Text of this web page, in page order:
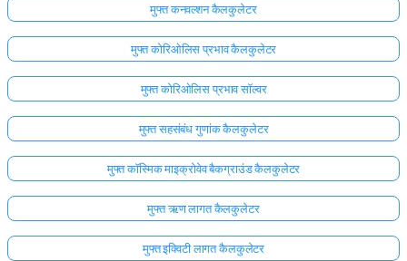
मुफ्त कनवल्शन कैलकुलेटर
मुफ्त कोरिओलिस प्रभाव कैलकुलेटर
मुफ्त कोरिओलिस प्रभाव सॉल्वर
मुफ्त सहसंबंध गुणांक कैलकुलेटर
मुफ्त कॉस्मिक माइक्रोवेव बैकग्राउंड कैलकुलेटर
मुफ्त ऋण लागत कैलकुलेटर
मुफ्त इक्विटी लागत कैलकुलेटर